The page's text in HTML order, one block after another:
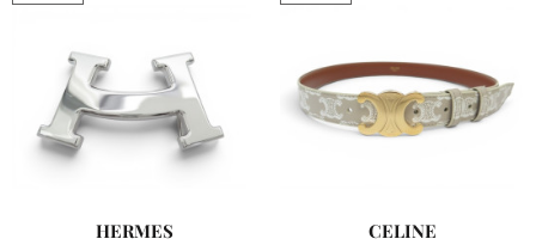
HERMES CELINE